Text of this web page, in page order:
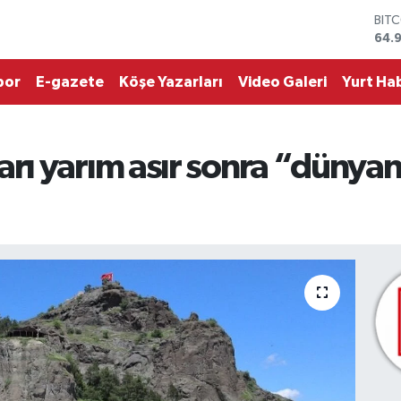
E-gazete Köşe Yazarları Video Galeri Yurt
yarım asır sonra